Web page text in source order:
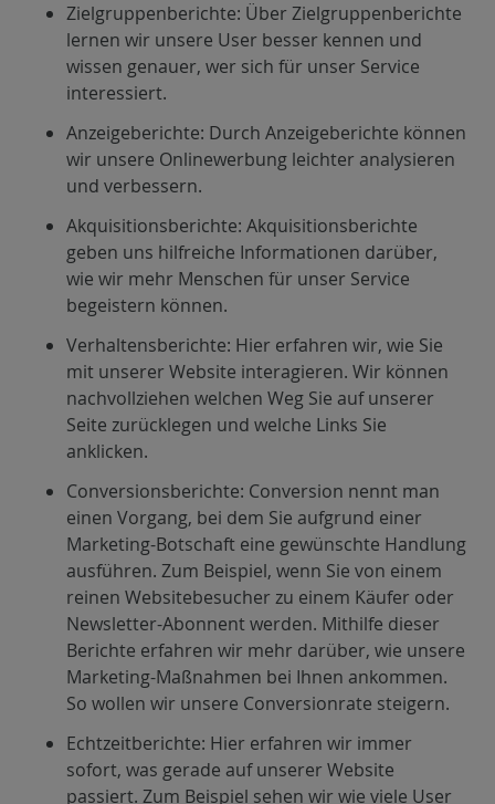
Zielgruppenberichte: Über Zielgruppenberichte
lernen wir unsere User besser kennen und
wissen genauer, wer sich für unser Service
interessiert.
Anzeigeberichte: Durch Anzeigeberichte können
wir unsere Onlinewerbung leichter analysieren
und verbessern.
Akquisitionsberichte: Akquisitionsberichte
geben uns hilfreiche Informationen darüber,
wie wir mehr Menschen für unser Service
begeistern können.
Verhaltensberichte: Hier erfahren wir, wie Sie
mit unserer Website interagieren. Wir können
nachvollziehen welchen Weg Sie auf unserer
Seite zurücklegen und welche Links Sie
anklicken.
Conversionsberichte: Conversion nennt man
einen Vorgang, bei dem Sie aufgrund einer
Marketing-Botschaft eine gewünschte Handlung
ausführen. Zum Beispiel, wenn Sie von einem
reinen Websitebesucher zu einem Käufer oder
Newsletter-Abonnent werden. Mithilfe dieser
Berichte erfahren wir mehr darüber, wie unsere
Marketing-Maßnahmen bei Ihnen ankommen.
So wollen wir unsere Conversionrate steigern.
Echtzeitberichte: Hier erfahren wir immer
sofort, was gerade auf unserer Website
passiert. Zum Beispiel sehen wir wie viele User